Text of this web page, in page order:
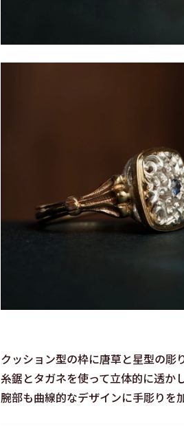
クッション型の枠に唐草と星型の彫
糸鋸とタガネを使って立体的に透か
腕部も曲線的なデザインに手彫りを